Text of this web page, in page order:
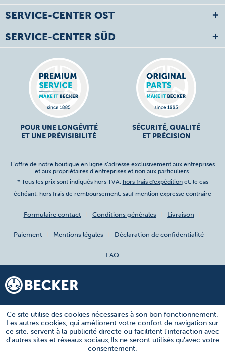
SERVICE-CENTER OST
SERVICE-CENTER SÜD
POUR UNE LONGÉVITÉ
ET UNE PRÉVISIBILITÉ
SÉCURITÉ, QUALITÉ
ET PRÉCISION
L’offre de notre boutique en ligne s’adresse exclusivement aux entreprises
et aux propriétaires d’entreprises et non aux particuliers.
* Tous les prix sont indiqués hors TVA, hors frais d'expéditionet, le cas
échéant, hors frais de remboursement, sauf mention expresse contraire
Formulaire contact Conditions générales Livraison
Paiement Mentions légales Déclaration de confidentialité
FAQ
Ce site utilise des cookies nécessaires à son bon fonctionnement.
Les autres cookies, qui améliorent votre confort de navigation sur
ce site, servent à la publicité directe ou facilitent l'interaction avec
d'autres sites et réseaux sociaux,Ils ne seront utilisés qu'avec votre
consentement.